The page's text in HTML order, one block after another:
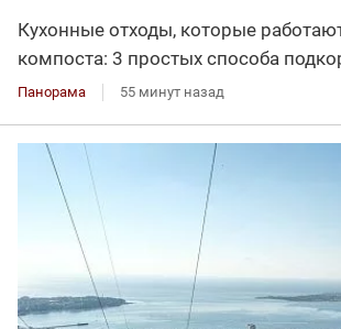
Кухонные отходы, которые
компоста: 3 простых способа
Панорама 55 минут назад